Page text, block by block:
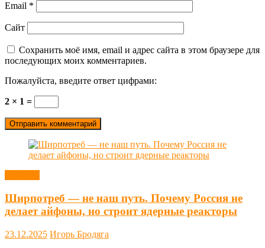
Email *
Сайт
Сохранить моё имя, email и адрес сайта в этом браузере для
последующих моих комментариев.
Пожалуйста, введите ответ цифрами:
2 × 1 =
Ширпотреб — не наш путь. Почему Россия не
делает айфоны, но строит ядерные реакторы
23.12.2025 Игорь Бродяга